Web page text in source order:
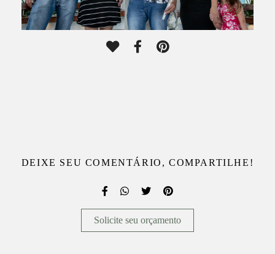
DEIXE SEU COMENTÁRIO, COMPARTILHE!
Solicite seu orçamento